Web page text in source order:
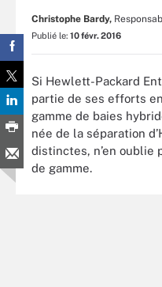
Christophe Bardy,
Publié le: 10 févr. 2016
Si Hewlett-Packard
partie de ses efforts
gamme de baies
née de la séparation
distinctes, n’en oublie
de gamme.